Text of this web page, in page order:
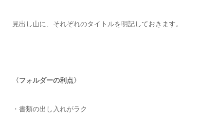
見出し山に、それぞれのタイトルを明記しておきます。
〈フォルダーの利点〉
・書類の出し入れがラク